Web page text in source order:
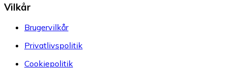
Vilkår
Brugervilkår
Privatlivspolitik
Cookiepolitik